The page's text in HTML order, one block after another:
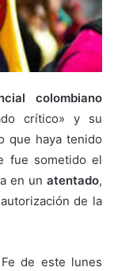
colombiano
crítico» y su
que haya tenido
fue sometido el
en un atentado,
de la
de este lunes